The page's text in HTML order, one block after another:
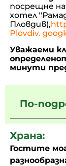
посрещне
хотел
Пловдив),
Plovdiv.
Уважаеми
минути
По-
Храна:
Гостите